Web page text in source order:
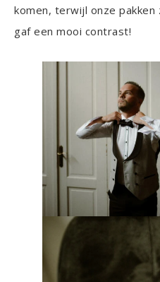
komen, terwijl onze
gaf een mooi contrast!